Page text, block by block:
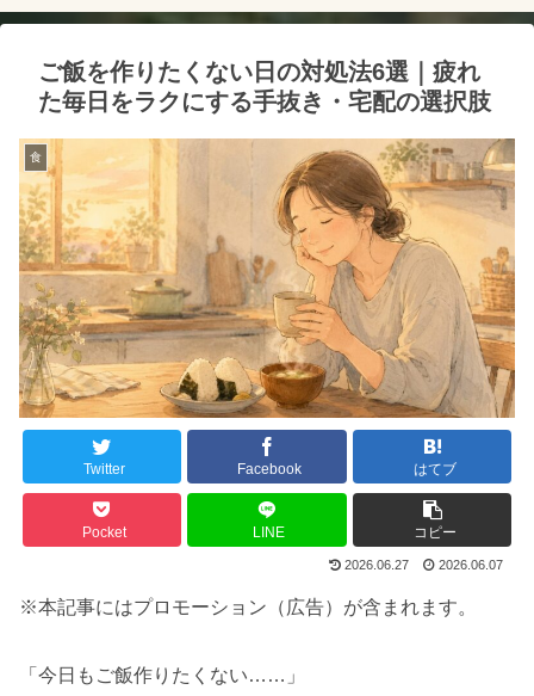
ご飯を作りたくない日の対処法6選｜疲れ
た毎日をラクにする手抜き・宅配の選択肢
食
Twitter Facebook はてブ
Pocket LINE コピー
2026.06.27 2026.06.07
※本記事にはプロモーション（広告）が含まれます。
「今日もご飯作りたくない……」